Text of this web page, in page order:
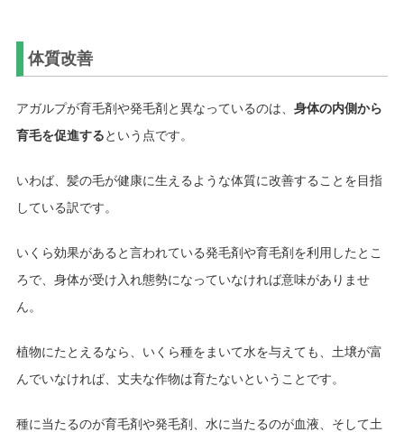
体質改善
アガルプが育毛剤や発毛剤と異なっているのは、 身体の内側から
育毛を促進するという点です。
いわば、髪の毛が健康に生えるような体質に改善することを目指
している訳です。
いくら効果があると言われている発毛剤や育毛剤を利用したとこ
ろで、身体が受け入れ態勢になっていなければ意味がありませ
ん。
植物にたとえるなら、いくら種をまいて水を与えても、土壌が富
んでいなければ、丈夫な作物は育たないということです。
種に当たるのが育毛剤や発毛剤、水に当たるのが血液、そして土